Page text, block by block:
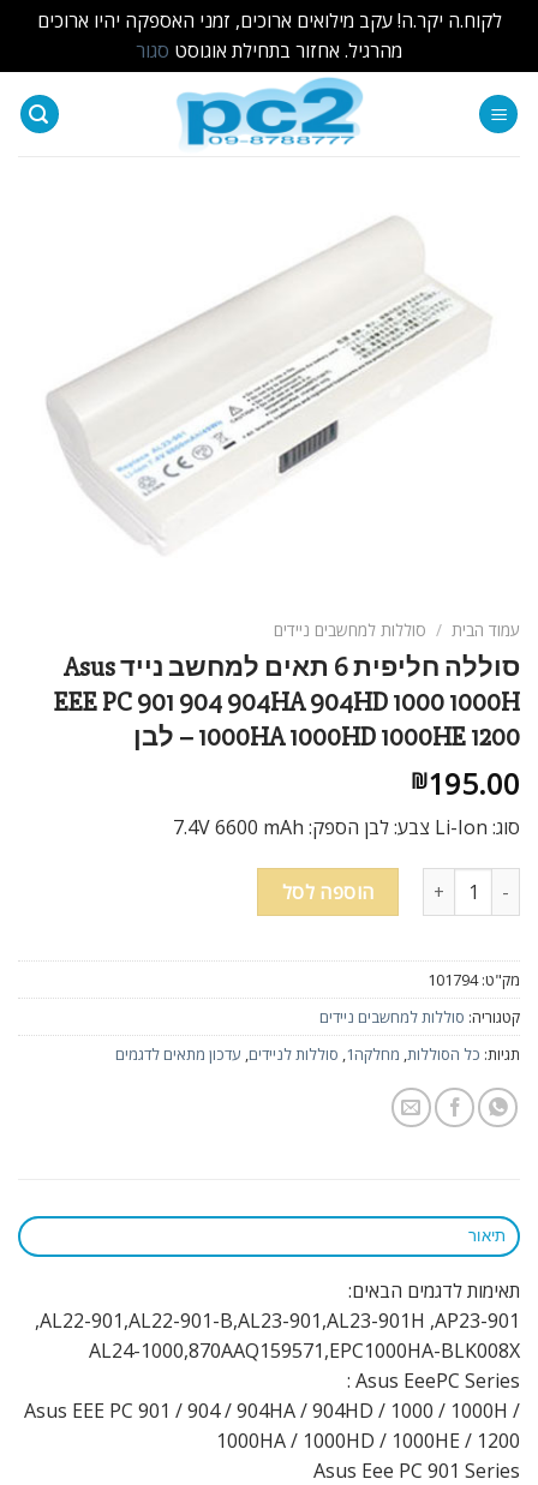
לקוח.ה יקר.ה! עקב מילואים ארוכים, זמני האספקה יהיו ארוכים
מהרגיל. אחזור בתחילת אוגוסט סגור
עמוד הבית / סוללות למחשבים ניידים
סוללה חליפית 6 תאים למחשב נייד Asus
EEE PC 901 904 904HA 904HD 1000 1000H
1000HA 1000HD 1000HE 1200 – לבן
₪195.00
סוג: Li-Ion צבע: לבן הספק: 7.4V 6600 mAh
כמות של סוללה חליפית 6 תאים למחשב נייד Asus EEE PC 901 904 904HA 904HD 1000 1000H 1000HA 1000HD 1000HE 1200 - לבןהוספה לסל
מק"ט:101794
קטגוריה: סוללות למחשבים ניידים
תגיות: כל הסוללות, מחלקה1 , סוללות לניידים, עדכון מתאים לדגמים
תיאור
תאימות לדגמים הבאים:
AL22-901,AL22-901-B,AL23-901,AL23-901H ,AP23-901,
AL24-1000,870AAQ159571,EPC1000HA-BLK008X
Asus EeePC Series :
Asus EEE PC 901 / 904 / 904HA / 904HD / 1000 / 1000H /
1000HA / 1000HD / 1000HE / 1200
Asus Eee PC 901 Series